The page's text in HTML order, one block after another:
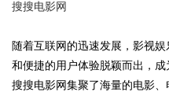
搜搜电影网
随着互联网的迅速发展，影视
和便捷的用户体验脱颖而出，成
搜搜电影网集聚了海量的电影
配眼镜